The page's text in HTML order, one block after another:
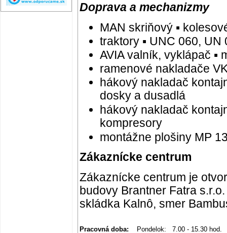
Doprava a mechanizmy
MAN skriňový ▪
traktory ▪ UNC 060, UN
AVIA valník, vyklápač ▪
ramenové nakladače
hákový nakladač
dosky a dusadlá
hákový nakladač
kompresory
montážne plošiny MP
Zákaznícke centrum
Zákaznícke centrum je
budovy Brantner Fatra
skládka Kalnô, smer
Pracovná doba: Pondelok: 7.00 - 15.30 hod.